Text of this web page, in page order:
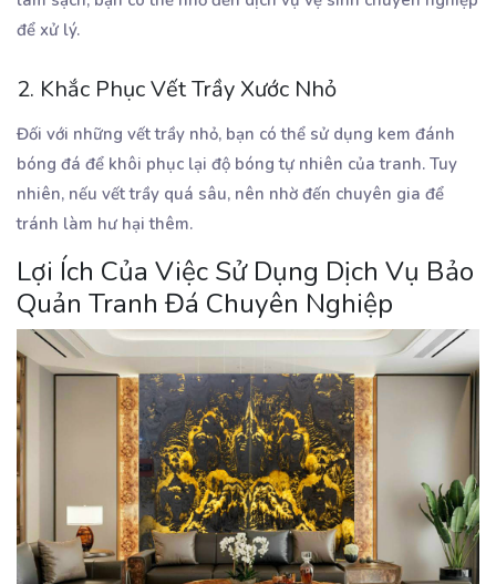
để xử lý.
2. Khắc Phục Vết Trầy Xước Nhỏ
Đối với những vết trầy nhỏ, bạn có thể sử dụng kem đánh
bóng đá để khôi phục lại độ bóng tự nhiên của tranh. Tuy
nhiên, nếu vết trầy quá sâu, nên nhờ đến chuyên gia để
tránh làm hư hại thêm.
Lợi Ích Của Việc Sử Dụng Dịch Vụ Bảo
Quản Tranh Đá Chuyên Nghiệp